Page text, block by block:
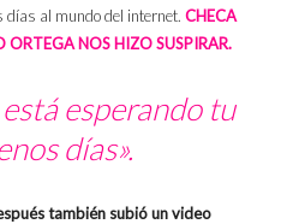
días al mundo del internet. CHECA
ORTEGA NOS HIZO SUSPIRAR.
esperando tu
días».
también subió un video